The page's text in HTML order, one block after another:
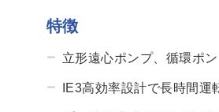
特徴
立形遠心ポンプ、循環ポ
IE3高効率設計で長時間運